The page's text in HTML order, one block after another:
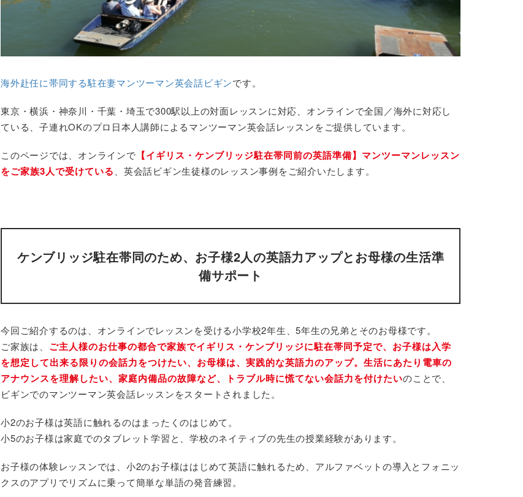
海外赴任に帯同する駐在妻マンツーマン英会話ビギンです。
東京・横浜・神奈川・千葉・埼玉で300駅以上の対面レッスンに対応、オンラインで全国／海外に対応し
ている、子連れOKのプロ日本人講師によるマンツーマン英会話レッスンをご提供しています。
このページでは、オンラインで 【イギリス・ケンブリッジ駐在帯同前の英語準備】マンツーマンレッスン
をご家族3人で受けている 、英会話ビギン生徒様のレッスン事例をご紹介いたします。
ケンブリッジ駐在帯同のため、お子様2人の英語力アップとお母様の生活準
備サポート
今回ご紹介するのは、オンラインでレッスンを受ける小学校2年生、5年生の兄弟とそのお母様です。
ご家族は、 ご主人様のお仕事の都合で家族でイギリス・ケンブリッジに駐在帯同予定で、お子様は入学
を想定して出来る限りの会話力をつけたい、お母様は、実践的な英語力のアップ。生活にあたり電車の
アナウンスを理解したい、家庭内備品の故障など、トラブル時に慌てない会話力を付けたいのことで、
ビギンでのマンツーマン英会話レッスンをスタートされました。
小2のお子様は英語に触れるのはまったくのはじめて。
小5のお子様は家庭でのタブレット学習と、学校のネイティブの先生の授業経験があります。
お子様の体験レッスンでは、小2のお子様ははじめて英語に触れるため、アルファベットの導入とフォニッ
クスのアプリでリズムに乗って簡単な単語の発音練習。